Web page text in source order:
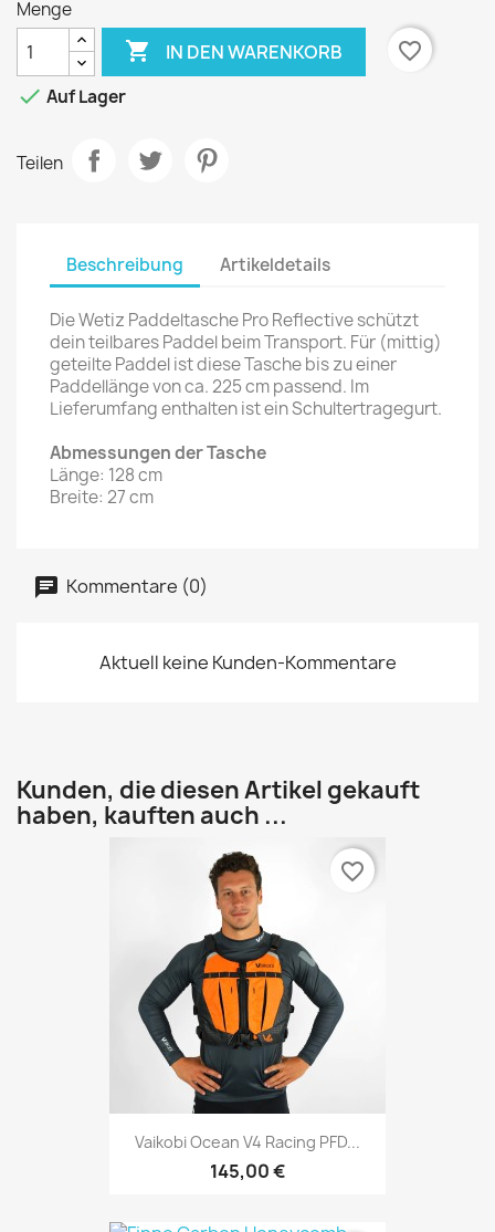
Menge
 IN DEN WARENKORB
favorite_border
 Auf Lager
Teilen
Beschreibung Artikeldetails
Die Wetiz Paddeltasche Pro Reflective schützt
dein teilbares Paddel beim Transport. Für (mittig)
geteilte Paddel ist diese Tasche bis zu einer
Paddellänge von ca. 225 cm passend. Im
Lieferumfang enthalten ist ein Schultertragegurt.
Abmessungen der Tasche
Länge: 128 cm
Breite: 27 cm
Kommentare (0)
Aktuell keine Kunden-Kommentare
Kunden, die diesen Artikel gekauft
haben, kauften auch ...
Vaikobi Ocean V4 Racing PFD...
145,00 €
favorite_border